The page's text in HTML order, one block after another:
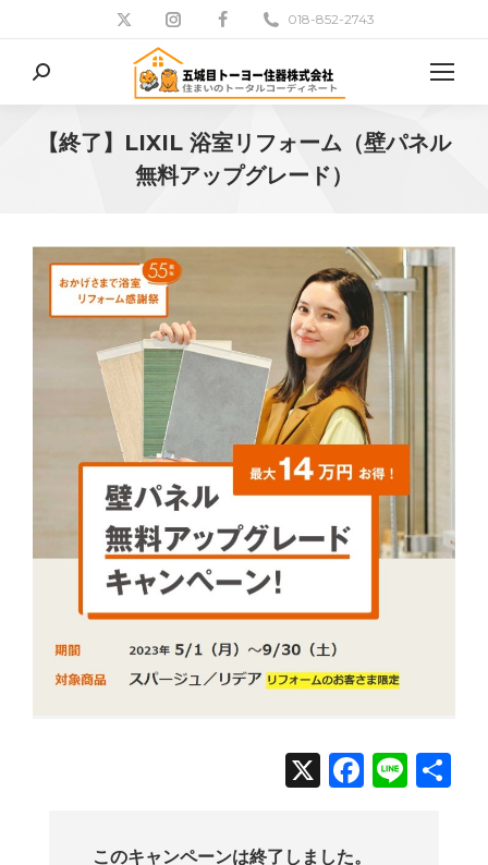
018-852-2743
検
索:
【終了】LIXIL 浴室リフォーム（壁パネル
無料アップグレード）
X Line
このキャンペーンは終了しました。